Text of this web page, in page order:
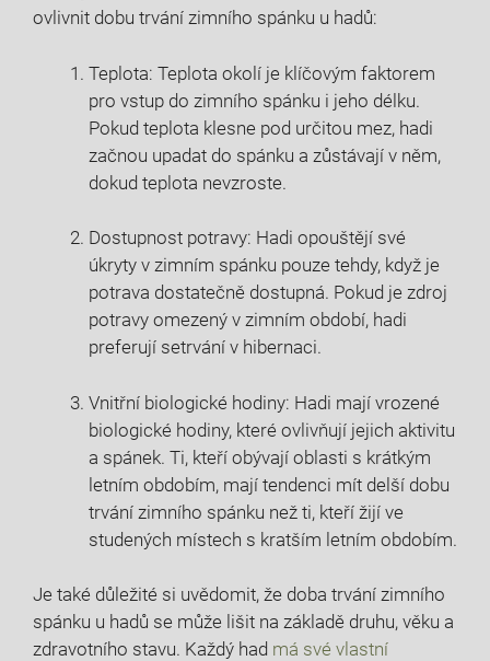
ovlivnit dobu trvání zimního spánku u hadů:
Teplota: Teplota okolí je klíčovým faktorem
pro vstup do zimního spánku i jeho délku.
Pokud teplota klesne pod určitou mez, hadi
začnou upadat do spánku a zůstávají v něm,
dokud teplota nevzroste.
Dostupnost potravy: Hadi opouštějí své
úkryty v zimním spánku pouze tehdy, když je
potrava dostatečně dostupná. Pokud je zdroj
potravy omezený v zimním období, hadi
preferují setrvání v hibernaci.
Vnitřní biologické hodiny: Hadi mají vrozené
biologické hodiny, které ovlivňují jejich aktivitu
a spánek. Ti, kteří obývají oblasti s krátkým
letním obdobím, mají tendenci mít delší dobu
trvání zimního spánku než ti, kteří žijí ve
studených místech s kratším letním obdobím.
Je také důležité si uvědomit, že doba trvání zimního
spánku u hadů se může lišit na základě druhu, věku a
zdravotního stavu. Každý had má své vlastní